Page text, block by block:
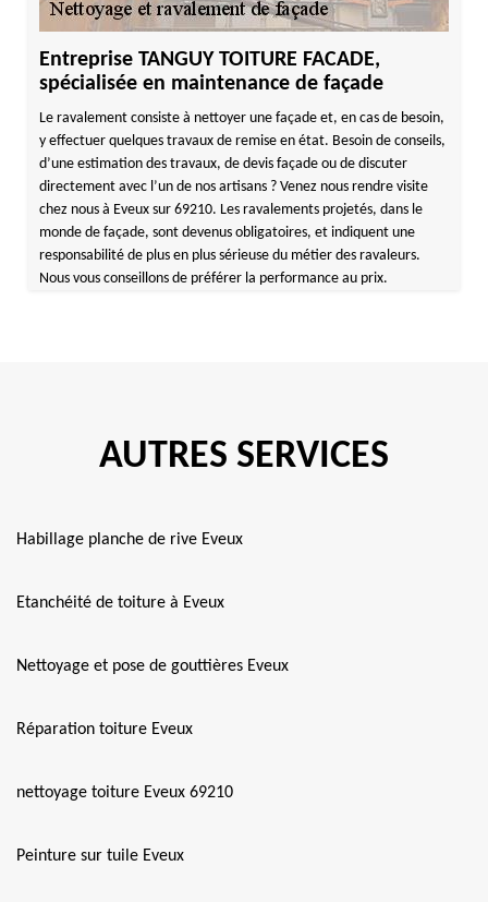
Entreprise TANGUY TOITURE FACADE,
spécialisée en maintenance de façade
Le ravalement consiste à nettoyer une façade et, en cas de besoin,
y effectuer quelques travaux de remise en état. Besoin de conseils,
d’une estimation des travaux, de devis façade ou de discuter
directement avec l’un de nos artisans ? Venez nous rendre visite
chez nous à Eveux sur 69210. Les ravalements projetés, dans le
monde de façade, sont devenus obligatoires, et indiquent une
responsabilité de plus en plus sérieuse du métier des ravaleurs.
Nous vous conseillons de préférer la performance au prix.
AUTRES SERVICES
Habillage planche de rive Eveux
Etanchéité de toiture à Eveux
Nettoyage et pose de gouttières Eveux
Réparation toiture Eveux
nettoyage toiture Eveux 69210
Peinture sur tuile Eveux